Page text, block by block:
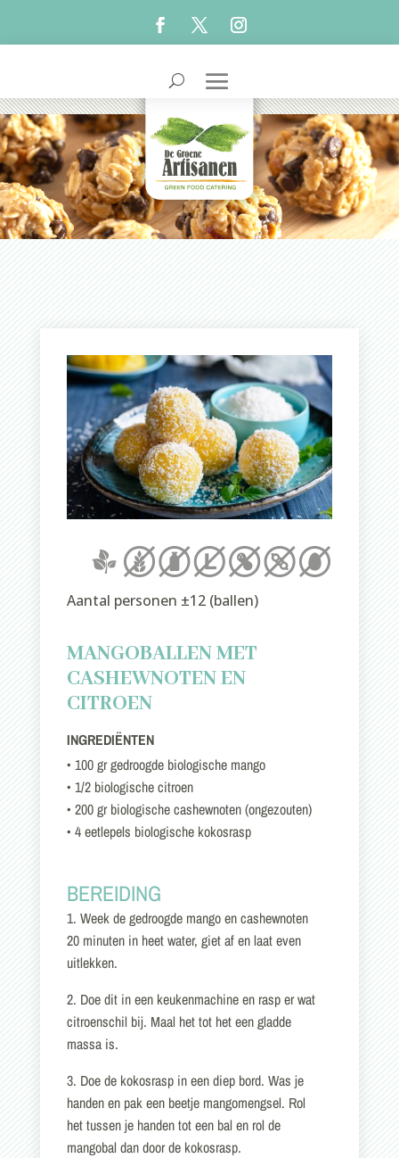
Aantal personen ±12 (ballen)
MANGOBALLEN MET
CASHEWNOTEN EN
CITROEN
INGREDIËNTEN
• 100 gr gedroogde biologische mango
• 1/2 biologische citroen
• 200 gr biologische cashewnoten (ongezouten)
• 4 eetlepels biologische kokosrasp
BEREIDING
1. Week de gedroogde mango en cashewnoten
20 minuten in heet water, giet af en laat even
uitlekken.
2. Doe dit in een keukenmachine en rasp er wat
citroenschil bij. Maal het tot het een gladde
massa is.
3. Doe de kokosrasp in een diep bord. Was je
handen en pak een beetje mangomengsel. Rol
het tussen je handen tot een bal en rol de
mangobal dan door de kokosrasp.